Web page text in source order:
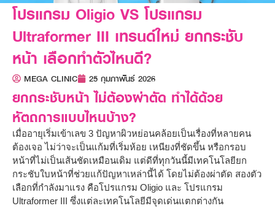
โปรแกรม Oligio VS โปรแกรม
Ultraformer III เทรนด์ใหม่ ยกกระชับ
หน้า เลือกทำตัวไหนดี?
MEGA CLINIC 25 กุมภาพันธ์ 2026
ยกกระชับหน้า ไม่ต้องผ่าตัด ทำได้ด้วย
หัตถการแบบไหนบ้าง?
เมื่ออายุเริ่มเข้าเลข 3 ปัญหาผิวหย่อนคล้อยเป็นเรื่องที่หลายคน
ต้องเจอ ไม่ว่าจะเป็นแก้มที่เริ่มห้อย เหนียงที่ชัดขึ้น หรือกรอบ
หน้าที่ไม่เป็นเส้นชัดเหมือนเดิม แต่ดีที่ทุกวันนี้มีเทคโนโลยียก
กระชับใบหน้าที่ช่วยแก้ปัญหาเหล่านี้ได้ โดยไม่ต้องผ่าตัด สองตัว
เลือกที่กำลังมาแรง คือโปรแกรม Oligio และ โปรแกรม
Ultraformer III ซึ่งแต่ละเทคโนโลยีมีจุดเด่นแตกต่างกัน